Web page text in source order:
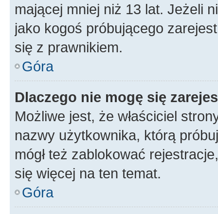
mającej mniej niż 13 lat. Jeżeli
jako kogoś próbującego
się z prawnikiem.
Góra
Dlaczego nie mogę się
Możliwe jest, że właściciel
nazwy użytkownika, którą
mógł też zablokować
się więcej na ten temat.
Góra